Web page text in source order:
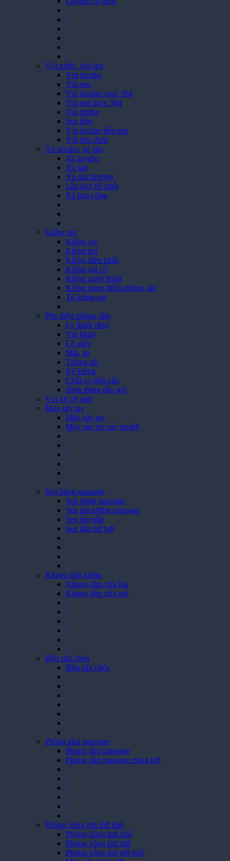
>
>
>
>
>
>
Vòi nước, vòi sen
Vòi lavabo
Vòi sen
Vòi lavabo inox 304
Vòi sen inox 304
Vòi tường
Sen bồn
Vòi lavabo liền sen
Vòi rửa chén
Xả lavabo, xả sàn
Xả lavabo
Xả sàn
Xả sân thượng
Lắp đạy bể phốt
Xả ban công
>
>
>
Kiếng soi
Kiếng soi
Kiếng led
Kiếng điêu khắc
Kiếng giả cổ
Kiếng nghệ thuật
Kiếng trang điểm phóng đại
Tủ kiếng soi
>
Phụ kiện phòng tắm
Ly đánh răng
Vắt khăn
Lô giấy
Mắc áo
Thùng rác
Kệ kiếng
Chổi cọ bồn cầu
Bình đựng dầu gội
Vòi xịt vệ sinh
Máy sấy tay
Máy sấy tay
Máy sấy tóc sấy người
>
>
>
>
>
>
Sen bảng massage
Sen bảng massage
Sen âm tường massage
Sen âm trần
Sen tắm bể bơi
>
>
>
>
Khung tắm kiếng
Khung tắm cửa lùa
Khung tắm cửa mở
>
>
>
>
>
>
Bồn rửa chén
Bồn rửa chén
>
>
>
>
>
>
>
Phòng tắm massage
Phòng tắm massage
Phòng tắm massage xông hơi
>
>
>
>
>
>
Phòng xông hơi ướt khô
Phòng xông hơi khô
Phòng xông hơi ướt
Phòng xông hơi ướt khô